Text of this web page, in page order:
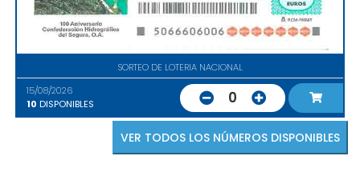
SORTEO DE LOTERIA NACIONAL
15/08/2026
10 DISPONIBLES 0
VER TODOS LOS NÚMEROS DISPONIBLES